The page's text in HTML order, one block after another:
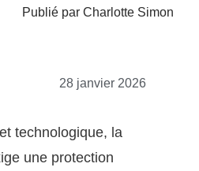
Publié par Charlotte Simon
28 janvier 2026
technologique, la
une protection